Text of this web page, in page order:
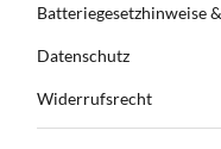
Batteriegesetzhinweise
Datenschutz
Widerrufsrecht